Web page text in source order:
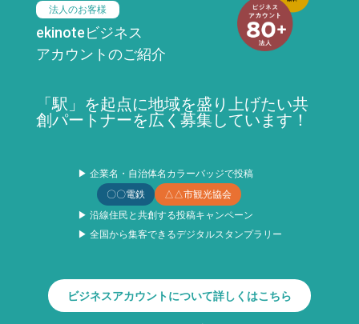
法人のお客様
ekinoteビジネス
アカウントのご紹介
「駅」を起点に地域を盛り上げたい共
創パートナーを広く募集しています！
▶ 企業名・自治体名カラーバッジで投稿
〇〇電鉄
△△市観光協会
▶ 沿線住民と共創する投稿キャンペーン
▶ 全国から集客できるデジタルスタンプラリー
ビジネスアカウントについて詳しくはこちら